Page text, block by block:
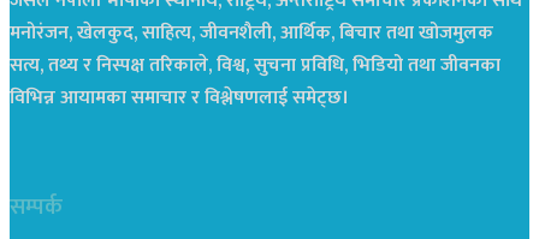
मनोरंजन, खेलकुद, साहित्य, जीवनशैली, आर्थिक, बिचार तथा खोजमुलक
सत्य, तथ्य र निस्पक्ष तरिकाले, विश्व, सुचना प्रविधि, भिडियो तथा जीवनका
विभिन्न आयामका समाचार र विश्लेषणलाई समेट्छ।
सम्पर्क